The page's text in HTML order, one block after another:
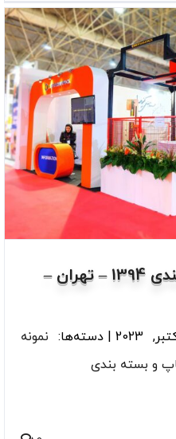
نمایشگاه چاپ و بسته بندی 1394 – تهران –
| دسته‌ها: نمونه
و بسته بندی